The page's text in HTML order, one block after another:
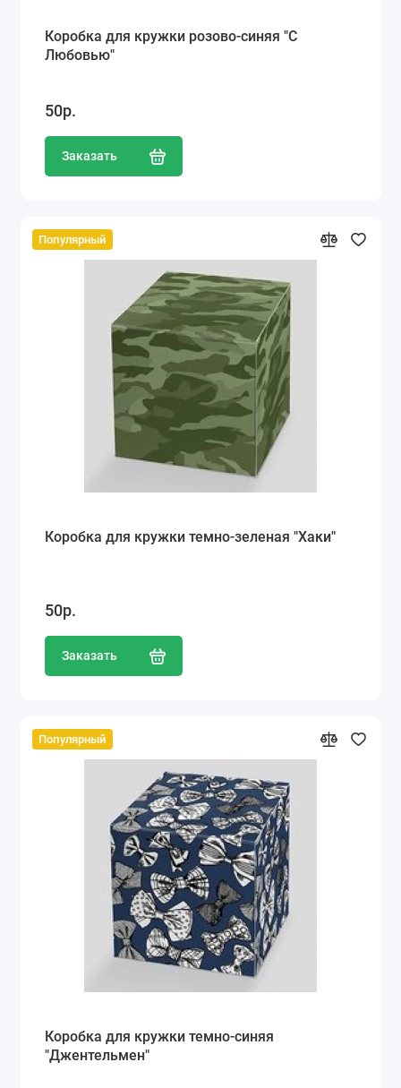
Коробка для кружки розово-синяя "С
Любовью"
50р.
Заказать
Популярный
Коробка для кружки темно-зеленая "Хаки"
50р.
Заказать
Популярный
Коробка для кружки темно-синяя
"Джентельмен"